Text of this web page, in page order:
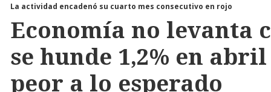
La actividad encadenó su cuarto mes consecutivo en rojo
Economía no levanta
se hunde 1,2% en
peor a lo esperado